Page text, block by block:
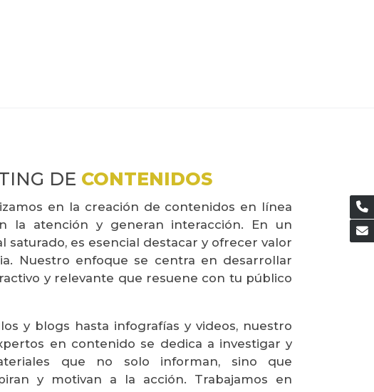
DE CONTENIDOS
en la creación de contenidos en línea
la atención y generan interacción. En un
saturado, es esencial destacar y ofrecer valor
Nuestro enfoque se centra en desarrollar
y relevante que resuene con tu público
y blogs hasta infografías y videos, nuestro
en contenido se dedica a investigar y
que no solo informan, sino que
y motivan a la acción. Trabajamos en